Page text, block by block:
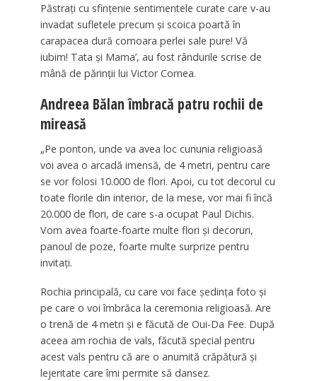
Păstrați cu sfințenie sentimentele curate care v-au
invadat sufletele precum și scoica poartă în
carapacea dură comoara perlei sale pure! Vă
iubim! Tata și Mama’, au fost rândurile scrise de
mână de părinții lui Victor Cornea.
Andreea Bălan îmbracă patru rochii de
mireasă
„Pe ponton, unde va avea loc cununia religioasă
voi avea o arcadă imensă, de 4 metri, pentru care
se vor folosi 10.000 de flori. Apoi, cu tot decorul cu
toate florile din interior, de la mese, vor mai fi încă
20.000 de flori, de care s-a ocupat Paul Dichis.
Vom avea foarte-foarte multe flori și decoruri,
panoul de poze, foarte multe surprize pentru
invitați.
Rochia principală, cu care voi face ședința foto și
pe care o voi îmbrăca la ceremonia religioasă. Are
o trenă de 4 metri și e făcută de Oui-Da Fee. După
aceea am rochia de vals, făcută special pentru
acest vals pentru că are o anumită crăpătură și
lejeritate care îmi permite să dansez.